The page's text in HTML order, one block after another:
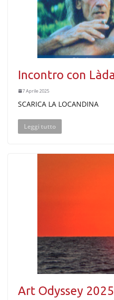
Incontro con
7 Aprile 2025
SCARICA LA LOCANDINA
Leggi tutto
Art Odyssey 2025